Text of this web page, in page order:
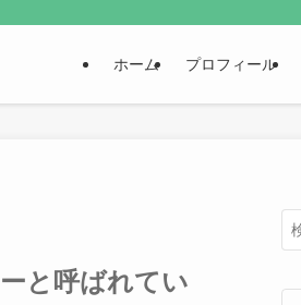
ホーム プロフィール
と呼ばれてい